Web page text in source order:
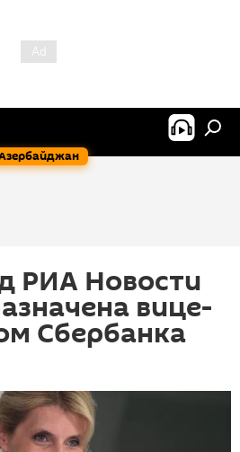
РИА Новости
вице-
Сбербанка